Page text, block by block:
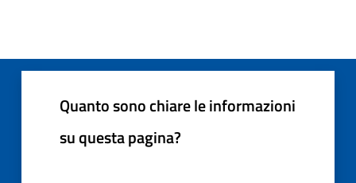
Quanto sono chiare le informazioni
su questa pagina?